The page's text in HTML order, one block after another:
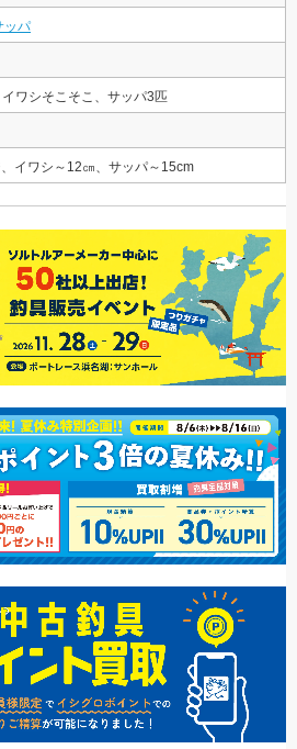
ッパ
ワシそこそこ、サッパ3匹
イワシ～12㎝、サッパ～15cm